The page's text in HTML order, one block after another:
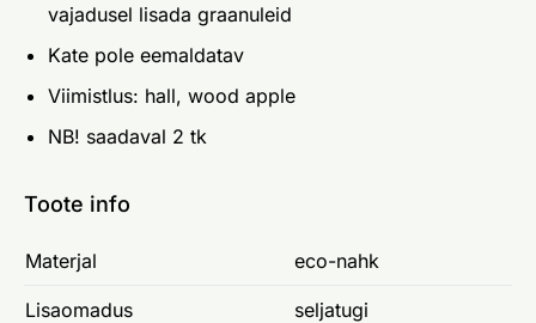
vajadusel lisada graanuleid
Kate pole eemaldatav
Viimistlus: hall, wood apple
NB! saadaval 2 tk
Toote info
Materjal eco-nahk
Lisaomadus seljatugi